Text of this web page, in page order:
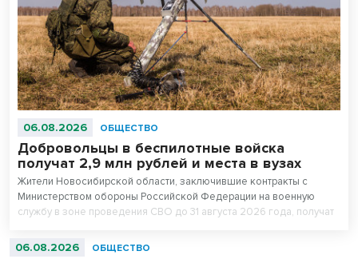
06.08.2026 ОБЩЕСТВО
Добровольцы в беспилотные войска
получат 2,9 млн рублей и места в вузах
Жители Новосибирской области, заключившие контракты с
Министерством обороны Российской Федерации на военную
службу в зоне проведения СВО до 31 августа 2026 года, получат
поддержки бойцов и ветеранов в регионе создана действенная
06.08.2026 ОБЩЕСТВО